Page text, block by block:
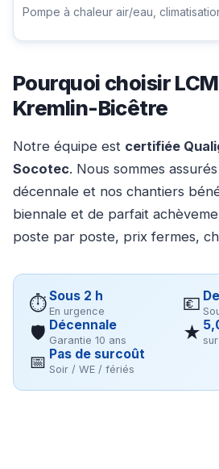
Pompe à chaleur air/eau,
Pourquoi choisir
Kremlin-Bicêtre
Notre équipe est certifiée
Socotec. Nous sommes
décennale et nos chantiers
biennale et de parfait
poste par poste, prix fermes,
⏱Sous 2 h
En urgence 💶
🛡 Décennale
Garantie 10 ans ★
📅 Pas de surcoût
Soir / WE / fériés